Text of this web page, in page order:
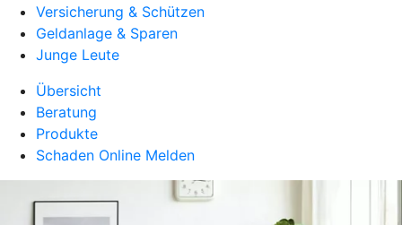
Versicherung & Schützen
Geldanlage & Sparen
Junge Leute
Übersicht
Beratung
Produkte
Schaden Online Melden